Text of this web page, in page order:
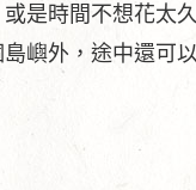
是時間不想花太
嶼外，途中還可